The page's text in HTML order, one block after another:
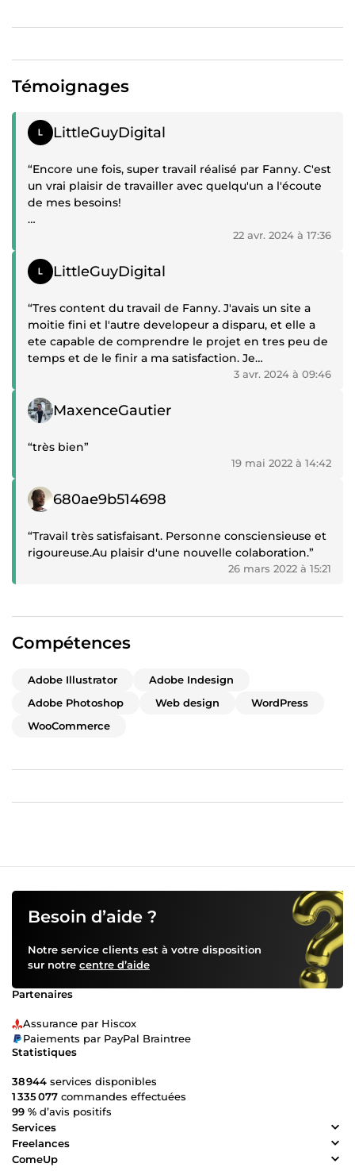
Témoignages
Témoignage positif
LittleGuyDigital
“Encore une fois, super travail réalisé par Fanny. C'est
un vrai plaisir de travailler avec quelqu'un a l'écoute
de mes besoins!
J'attends avec impatience de retravailler avec elle
22 avr. 2024 à 17:36
Témoignage positif
LittleGuyDigital
“Tres content du travail de Fanny. J'avais un site a
moitie fini et l'autre developeur a disparu, et elle a
ete capable de comprendre le projet en tres peu de
temps et de le finir a ma satisfaction. Je
recommande a 100% et je suis certain de la re-
3 avr. 2024 à 09:46
Témoignage positif
MaxenceGautier
“très bien”
19 mai 2022 à 14:42
Témoignage positif
680ae9b514698
“Travail très satisfaisant. Personne consciensieuse et
rigoureuse.Au plaisir d'une nouvelle colaboration.”
26 mars 2022 à 15:21
Compétences
Adobe Illustrator
Adobe Indesign
Adobe Photoshop
Web design
WordPress
WooCommerce
Besoin d’aide ?
Notre service clients est à votre disposition
sur notre centre d’aide
Partenaires
Assurance par Hiscox
Paiements par PayPal Braintree
Statistiques
38 944 services disponibles
1 335 077 commandes effectuées
99 % d’avis positifs
Services
Freelances
ComeUp